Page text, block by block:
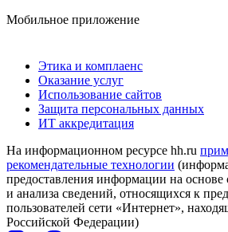
Мобильное приложение
Этика и комплаенс
Оказание услуг
Использование сайтов
Защита персональных данных
ИТ аккредитация
На информационном ресурсе hh.ru
рекомендательные технологии
предоставления информации на основе
и анализа сведений, относящихся к
пользователей сети «Интернет»,
Российской Федерации)